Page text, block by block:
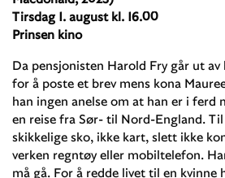
Tirsdag 1. august kl. 16.00
Prinsen kino
Da pensjonisten Harold Fry går ut
for å poste et brev mens kona
han ingen anelse om at han er i ferd
en reise fra Sør- til Nord-England.
skikkelige sko, ikke kart, slett ikke
verken regntøy eller mobiltelefon.
må gå. For å redde livet til en kvinne